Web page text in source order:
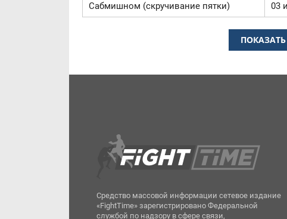
Сабмишном (скручивание пятки) 03
Средство массовой информации сетевое издание
«FightTime» зарегистрировано Федеральной
службой по надзору в сфере связи,